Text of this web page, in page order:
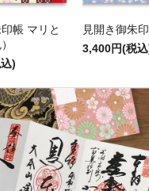
帳 マリと
)
見開き御朱
3,400円(税